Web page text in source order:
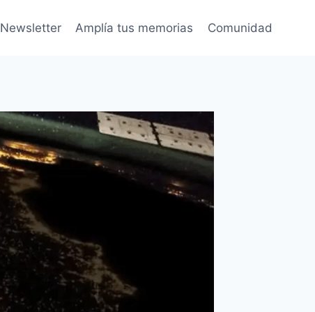
Newsletter Amplía tus memorias Comunidad